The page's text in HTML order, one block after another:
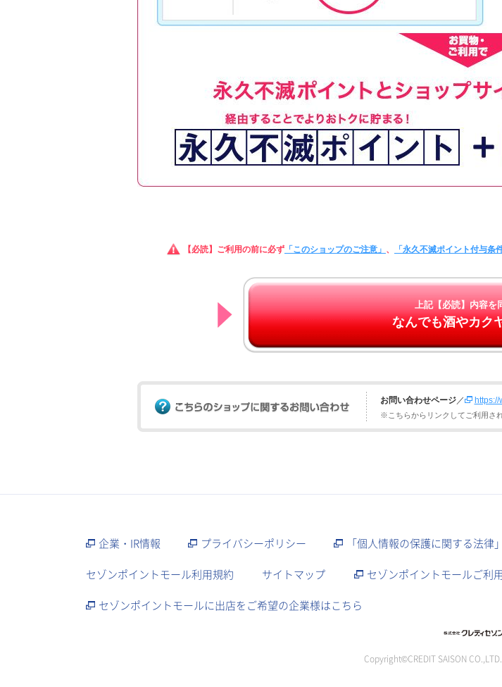
【必読】ご利用の前に必ず 「このショップのご注意」 、 「永久不滅ポイント付与条
上記【必読】内容を
なんでも酒やカク
お問い合わせページ／
※こちらからリンクしてご利用さ
企業・IR情報 プライバシーポリシー 「個人情報の保護に関する法律
セゾンポイントモール利用規約
サイトマップ セゾンポイントモールご利
セゾンポイントモールに出店をご希望の企業様はこちら
Copyright©CREDIT SAISON